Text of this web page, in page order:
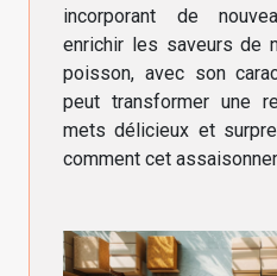
incorporant de
enrichir les saveurs de
poisson, avec son
peut transformer une
mets délicieux et
comment cet